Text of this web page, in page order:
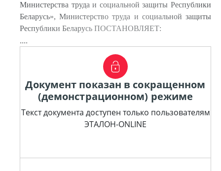
Министерства труда и социальной защиты Республики
Беларусь», Министерство труда и социальной защиты
Республики Беларусь ПОСТАНОВЛЯЕТ:
....
Документ показан в сокращенном
(демонстрационном) режиме
Текст документа доступен только пользователям
ЭТАЛОН-ONLINE